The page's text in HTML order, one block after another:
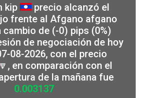
kip
precio alcanzó el
frente al Afgano afgano
cambio de (-0) pips (0%)
de negociación de hoy
08-2026, con el precio
🔽, en comparación con el
de la mañana fue
0.003137